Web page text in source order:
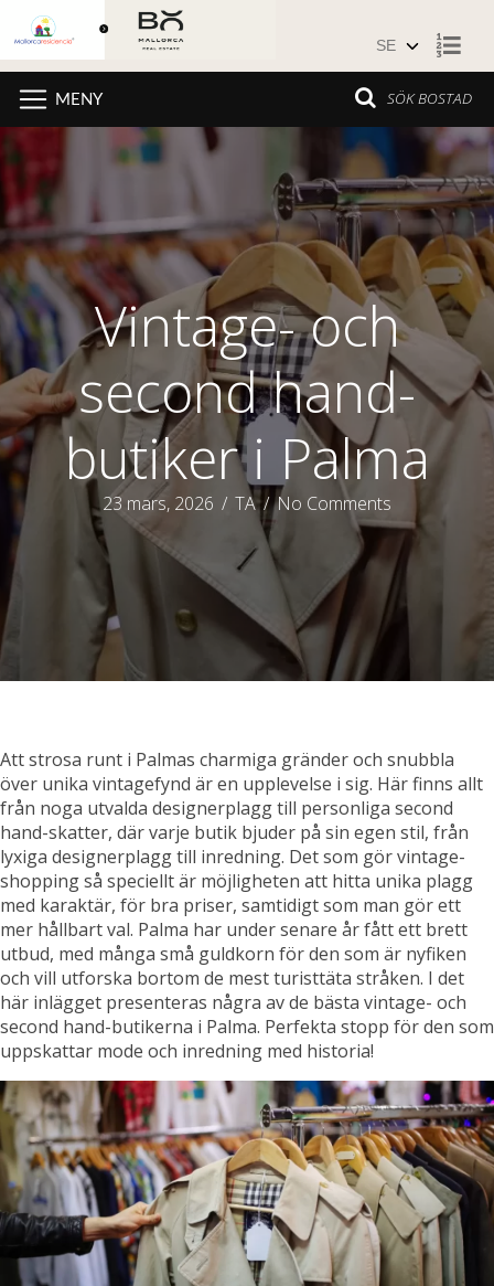
SÖK BOSTAD
MENY
Vintage- och
second hand-
butiker i Palma
23 mars, 2026 / TA/No Comments
Att strosa runt i Palmas charmiga gränder och snubbla
över unika vintagefynd är en upplevelse i sig. Här finns allt
från noga utvalda designerplagg till personliga second
hand-skatter, där varje butik bjuder på sin egen stil, från
lyxiga designerplagg till inredning. Det som gör vintage-
shopping så speciellt är möjligheten att hitta unika plagg
med karaktär, för bra priser, samtidigt som man gör ett
mer hållbart val. Palma har under senare år fått ett brett
utbud, med många små guldkorn för den som är nyfiken
och vill utforska bortom de mest turisttäta stråken. I det
här inlägget presenteras några av de bästa vintage- och
second hand-butikerna i Palma. Perfekta stopp för den som
uppskattar mode och inredning med historia!